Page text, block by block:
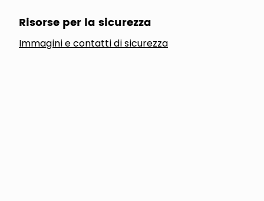
Risorse per la sicurezza
Immagini e contatti di sicurezza